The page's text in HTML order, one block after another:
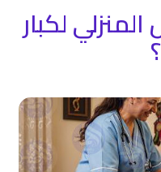
لكبار